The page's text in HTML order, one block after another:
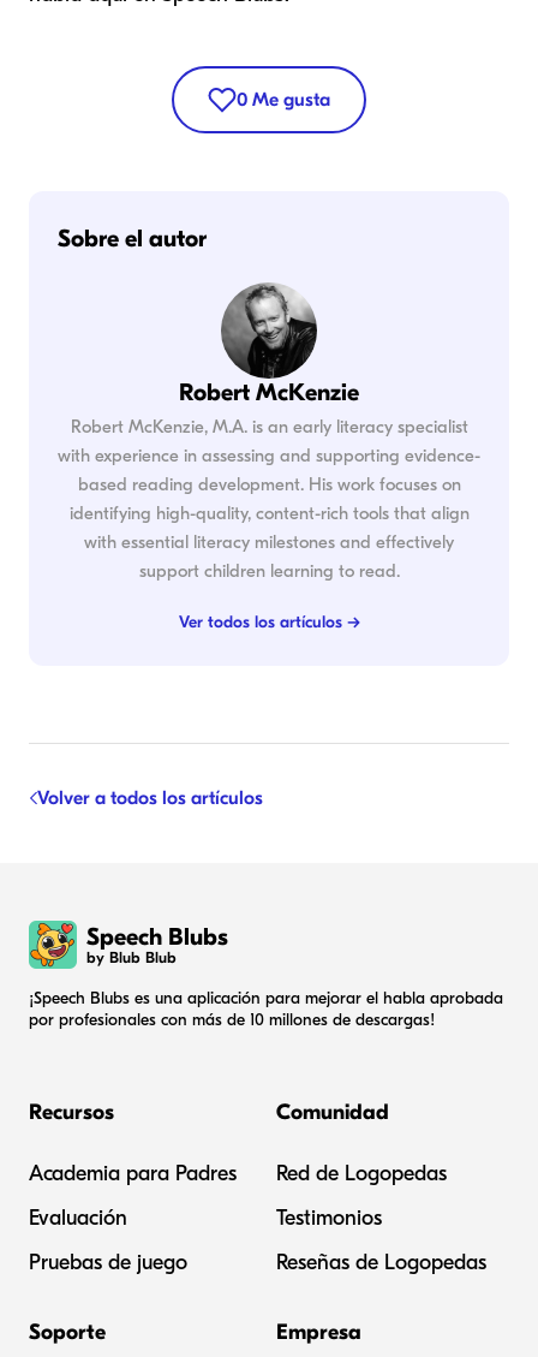
0 Me gusta
Sobre el autor
Robert McKenzie
Robert McKenzie, M.A. is an early literacy specialist
with experience in assessing and supporting evidence-
based reading development. His work focuses on
identifying high-quality, content-rich tools that align
with essential literacy milestones and effectively
support children learning to read.
Ver todos los artículos →
Volver a todos los artículos
Speech Blubs
by Blub Blub
¡Speech Blubs es una aplicación para mejorar el habla aprobada
por profesionales con más de 10 millones de descargas!
Recursos
Academia para Padres
Evaluación
Pruebas de juego
Comunidad
Red de Logopedas
Testimonios
Reseñas de Logopedas
Soporte Empresa